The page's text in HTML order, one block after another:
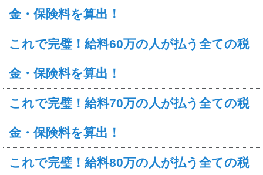
金・保険料を算出！
これで完璧！給料60万の人が払う全ての税
金・保険料を算出！
これで完璧！給料70万の人が払う全ての税
金・保険料を算出！
これで完璧！給料80万の人が払う全ての税